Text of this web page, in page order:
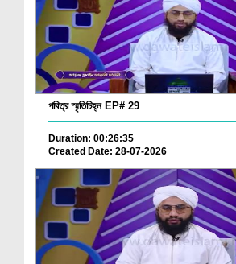
পবিত্র স্মৃতিচিহ্ন EP# 29
Duration: 00:26:35
Created Date: 28-07-2026